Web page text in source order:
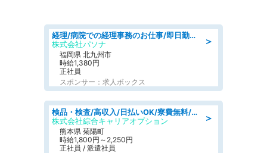
＞
経理/病院での経理事務のお仕事/即日勤務可/車通勤可/経理/一般事務
株式会社パソナ
福岡県 北九州市
時給1,380円
正社員
スポンサー：求人ボックス
＞
検品・検査/高収入/日払いOK/寮費無料/日勤/20・30・40代活躍中
株式会社綜合キャリアオプション
熊本県 菊陽町
時給1,800円～2,250円
正社員 / 派遣社員